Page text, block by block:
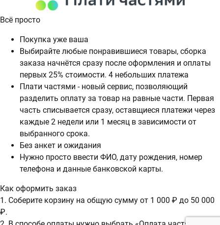
Всё просто
Покупка уже ваша
Выбирайте любые понравившиеся товары, сборка
заказа начнётся сразу после оформления и оплаты
первых 25% стоимости. 4 небольших платежа
Плати частями - новый сервис, позволяющий
разделить оплату за товар на равные части. Первая
часть списывается сразу, оставщиеся платежи через
каждые 2 недели или 1 месяц в зависимости от
выбранного срока.
Без анкет и ожидания
Нужно просто ввести ФИО, дату рождения, номер
телефона и данные банковской карты.
Как оформить заказ
1. Соберите корзину на общую сумму от 1 000 ₽ до 50 000
₽.